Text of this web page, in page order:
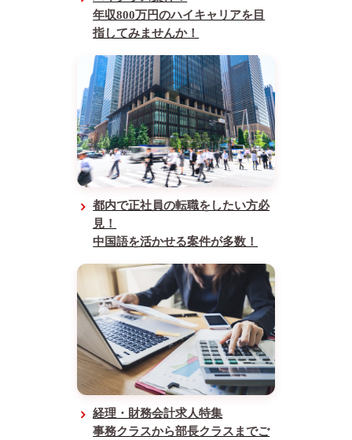
年収800万円のハイキャリアを目
指してみませんか！
都内で正社員の転職をしたい方必
見！
中国語を活かせる案件が多数！
経理・財務会計求人特集
事務クラスから部長クラスまでご